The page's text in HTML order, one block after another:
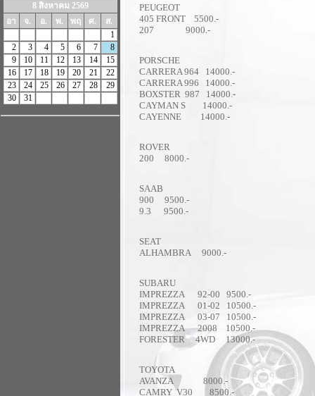
8 สิงหาคม 2569
อา
จ. อ. พ. พฤ ศ.
ส.
1
2
3 4 5 6 7
8
9
10 11 12 13 14
15
16
17 18 19 20 21
22
23
24 25 26 27 28
29
30
31
PEUGEOT
405 FRONT 5500.-
207 9000.-
PORSCHE
CARRERA 964 14000.-
CARRERA 996 14000.-
BOXSTER 987 14000.-
CAYMAN S 14000.-
CAYENNE 14000.-
ROVER
200 8000.-
SAAB
900 9500.-
9.3 9500.-
SEAT
ALHAMBRA 9000.-
SUBARU
IMPREZZA 92-00 9500.-
IMPREZZA 01-02 10500.-
IMPREZZA 03-07 10500.-
IMPREZZA 2008 10500.-
FORESTER 4WD 13000.-
TOYOTA
AVANZA 8000.-
CAMRY V30 8500.-